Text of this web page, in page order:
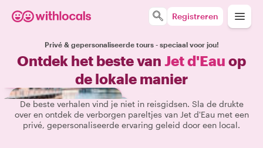
Registreren
Privé & gepersonaliseerde tours - speciaal voor jou!
Ontdek het beste van Jet d'Eau op
de lokale manier
De beste verhalen vind je niet in reisgidsen. Sla de drukte
over en ontdek de verborgen pareltjes van Jet d'Eau met een
privé, gepersonaliseerde ervaring geleid door een local.